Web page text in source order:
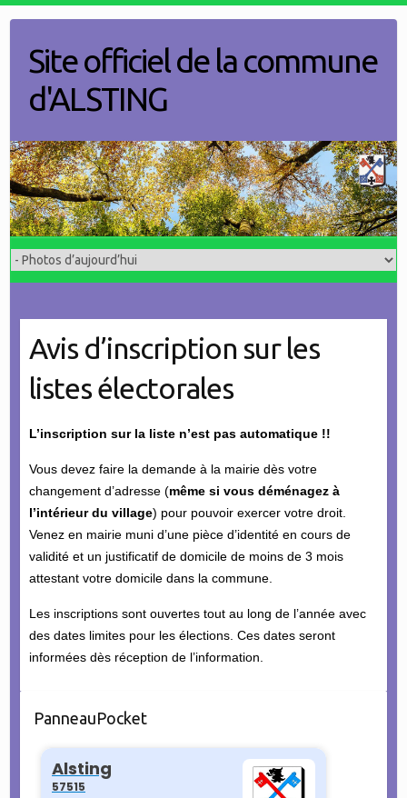
contentSite officiel de la commune
d'ALSTING
Avis d’inscription sur les
listes électorales
L’inscription sur la liste n’est pas automatique !!
Vous devez faire la demande à la mairie dès votre
changement d’adresse (même si vous déménagez à
l’intérieur du village) pour pouvoir exercer votre droit.
Venez en mairie muni d’une pièce d’identité en cours de
validité et un justificatif de domicile de moins de 3 mois
attestant votre domicile dans la commune.
Les inscriptions sont ouvertes tout au long de l’année avec
des dates limites pour les élections. Ces dates seront
informées dès réception de l’information.
PanneauPocket